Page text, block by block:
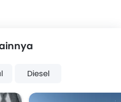
Diesel